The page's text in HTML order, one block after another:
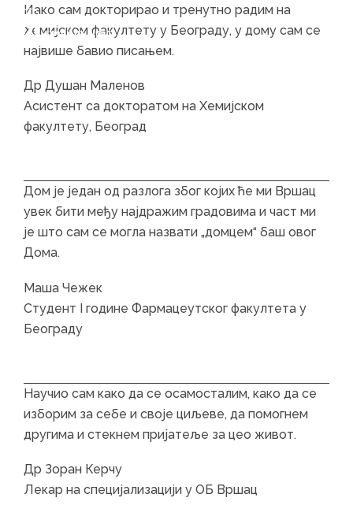
Skip
content
Skip
main
Иако сам докторирао и тренутно радим на
Хемијском факултету у Београду, у дому сам се
највише бавио писањем.
Др Душан Маленов
Асистент са докторатом на Хемијском
факултету, Београд
Дом је један од разлога због којих ће ми Вршац
увек бити међу најдражим градовима и част ми
је што сам се могла назвати „домцем“ баш овог
Дома.
Маша Чежек
Студент I године Фармацеутског факултета у
Београду
Научио сам како да се осамосталим, како да се
изборим за себе и своје циљеве, да помогнем
другима и стекнем пријатеље за цео живот.
Др Зоран Керчу
Лекар на специјализацији у ОБ Вршац